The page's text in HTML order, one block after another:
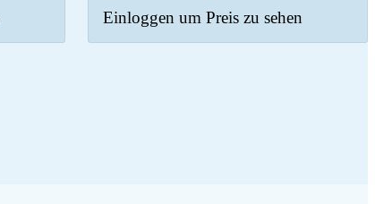
Einloggen um Preis zu sehen